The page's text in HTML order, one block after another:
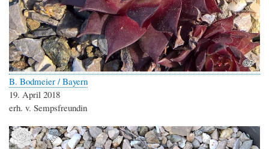
B. Bodmeier / Bayern
19. April 2018
erh. v. Sempsfreundin